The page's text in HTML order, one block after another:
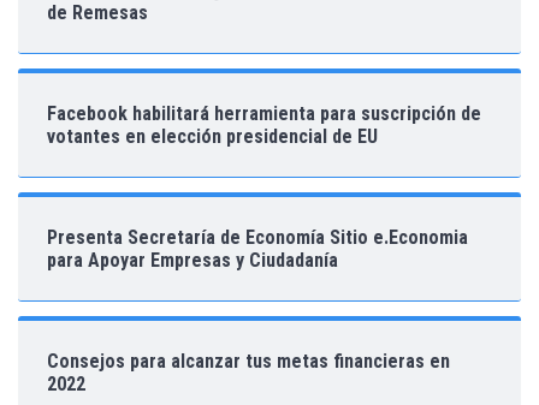
de Remesas
Facebook habilitará herramienta para suscripción de
votantes en elección presidencial de EU
Presenta Secretaría de Economía Sitio e.Economia
para Apoyar Empresas y Ciudadanía
Consejos para alcanzar tus metas financieras en
2022